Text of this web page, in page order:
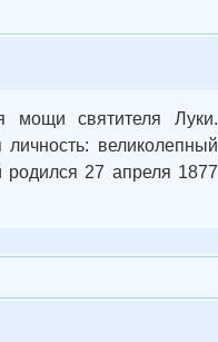
мощи святителя Луки.
великолепный
родился 27 апреля 1877